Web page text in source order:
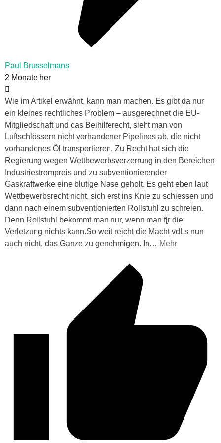
Paul Brusselmans
2 Monate her
Wie im Artikel erwähnt, kann man machen. Es gibt da nur
ein kleines rechtliches Problem – ausgerechnet die EU-
Mitgliedschaft und das Beihilferecht, sieht man von
Luftschlössern nicht vorhandener Pipelines ab, die nicht
vorhandenes Öl transportieren. Zu Recht hat sich die
Regierung wegen Wettbewerbsverzerrung in den Bereichen
Industriestrompreis und zu subventionierender
Gaskraftwerke eine blutige Nase geholt. Es geht eben laut
Wettbewerbsrecht nicht, sich erst ins Knie zu schiessen und
dann nach einem subventionierten Rollstuhl zu schreien.
Denn Rollstuhl bekommt man nur, wenn man f[r die
Verletzung nichts kann.So weit reicht die Macht vdLs nun
auch nicht, das Ganze zu genehmigen. In… Mehr